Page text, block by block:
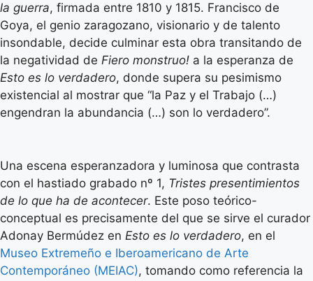
la guerra, firmada entre 1810 y 1815. Francisco de
Goya, el genio zaragozano, visionario y de talento
insondable, decide culminar esta obra transitando de
la negatividad de Fiero monstruo! a la esperanza de
Esto es lo verdadero, donde supera su pesimismo
existencial al mostrar que “la Paz y el Trabajo (…)
engendran la abundancia (…) son lo verdadero”.
Una escena esperanzadora y luminosa que contrasta
con el hastiado grabado nº 1, Tristes presentimientos
de lo que ha de acontecer. Este poso teórico-
conceptual es precisamente del que se sirve el curador
Adonay Bermúdez en Esto es lo verdadero, en el
Museo Extremeño e Iberoamericano de Arte
Contemporáneo (MEIAC), tomando como referencia la